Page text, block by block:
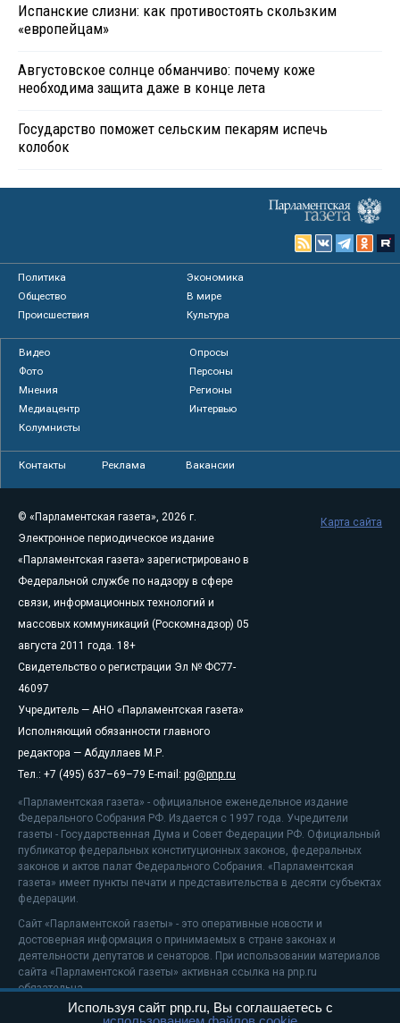
Испанские слизни: как противостоять скользким
«европейцам»
Августовское солнце обманчиво: почему коже
необходима защита даже в конце лета
Государство поможет сельским пекарям испечь
колобок
Политика
Экономика
Общество
В мире
Происшествия
Культура
Видео
Опросы
Фото
Персоны
Мнения
Регионы
Медиацентр
Интервью
Колумнисты
Контакты Реклама Вакансии
© «Парламентская газета», 2026 г.
Электронное периодическое издание
«Парламентская газета» зарегистрировано в
Федеральной службе по надзору в сфере
связи, информационных технологий и
массовых коммуникаций (Роскомнадзор) 05
августа 2011 года. 18+
Свидетельство о регистрации Эл № ФС77-
46097
Учредитель — АНО «Парламентская газета»
Исполняющий обязанности главного
редактора — Абдуллаев М.Р.
Тел.: +7 (495) 637–69–79 E-mail: pg@pnp.ru
«Парламентская газета» - официальное еженедельное издание
Федерального Собрания РФ. Издается с 1997 года. Учредители
газеты - Государственная Дума и Совет Федерации РФ. Официальный
публикатор федеральных конституционных законов, федеральных
законов и актов палат Федерального Собрания. «Парламентская
газета» имеет пункты печати и представительства в десяти субъектах
федерации.
Сайт «Парламентской газеты» - это оперативные новости и
достоверная информация о принимаемых в стране законах и
деятельности депутатов и сенаторов. При использовании материалов
сайта «Парламентской газеты» активная ссылка на pnp.ru
обязательна.
На информационном ресурсе применяютсярекомендательные
Карта сайта
Используя сайт pnp.ru, Вы соглашаетесь с